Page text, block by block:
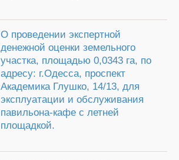
О проведении экспертной
денежной оценки земельного
участка, площадью 0,0343 га, по
адресу: г.Одесса, проспект
Академика Глушко, 14/13, для
эксплуатации и обслуживания
павильона-кафе с летней
площадкой.